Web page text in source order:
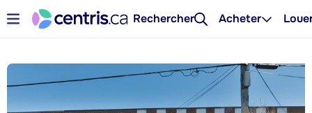
Rechercher Acheter